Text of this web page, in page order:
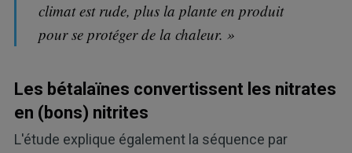
climat est rude, plus la plante en produit
pour se protéger de la chaleur. »
Les bétalaïnes convertissent les nitrates
en (bons) nitrites
L'étude explique également la séquence par